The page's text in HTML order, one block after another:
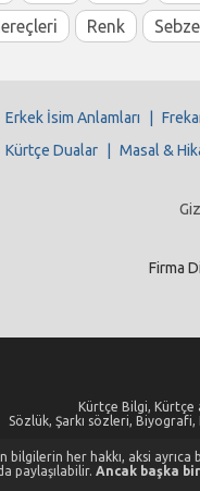
Renk
Erkek İsim Anlamları
Kürtçe Dualar Masal &
Firma
Kürtçe Bilgi, Kürtçe
Sözlük, Şarkı sözleri,
bilgilerin her hakkı, aksi
paylaşılabilir. Ancak başka